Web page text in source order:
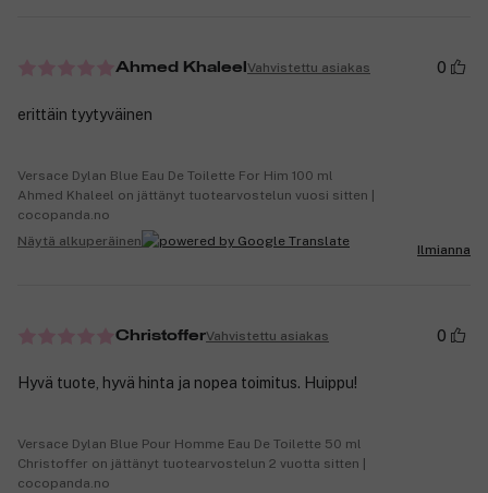
Ahmed Khaleel Vahvistettu asiakas 0
erittäin tyytyväinen
Versace Dylan Blue Eau De Toilette For Him 100 ml
Ahmed Khaleel on jättänyt tuotearvostelun vuosi sitten |
cocopanda.no
Näytä alkuperäinen
Ilmianna
ChristofferVahvistettu asiakas 0
Hyvä tuote, hyvä hinta ja nopea toimitus. Huippu!
Versace Dylan Blue Pour Homme Eau De Toilette 50 ml
Christoffer on jättänyt tuotearvostelun 2 vuotta sitten |
cocopanda.no